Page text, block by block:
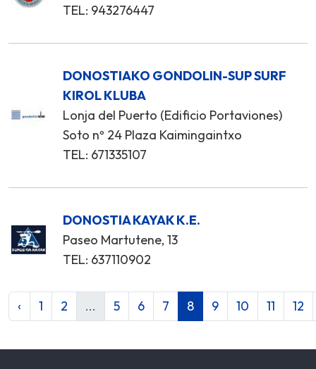
TEL: 943276447
DONOSTIAKO GONDOLIN-SUP SURF
KIROL KLUBA
Lonja del Puerto (Edificio Portaviones)
Soto nº 24 Plaza Kaimingaintxo
TEL: 671335107
DONOSTIA KAYAK K.E.
Paseo Martutene, 13
TEL: 637110902
‹ 1 2 ... 5 6 7 8 9 10 11 12